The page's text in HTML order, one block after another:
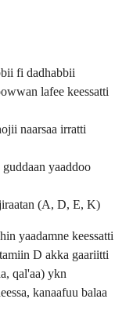
fi dadhabbii
lafee keessatti
naarsaa irratti
yaaddoo
(A, D, E, K)
yaadamne keessatti
D akka gaariitti
qal'aa) ykn
kanaafuu balaa